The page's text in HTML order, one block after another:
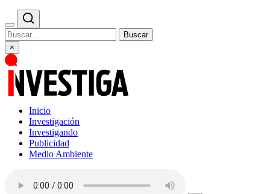
Buscar
×
Inicio
Investigación
Investigando
Publicidad
Medio Ambiente